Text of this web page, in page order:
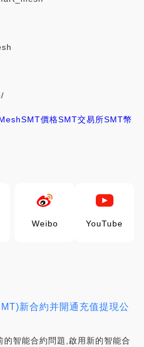
SMT價格SMT交易所SMT幣
Weibo YouTube
新合約并開通充值提現公
智能合約問題,啟用新的智能合